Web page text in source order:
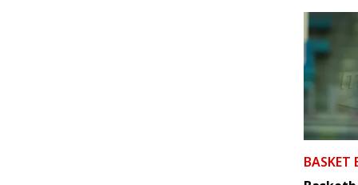
BASKET